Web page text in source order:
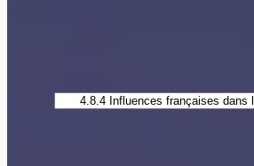
Catégories